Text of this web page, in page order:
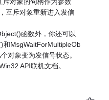
互斥对象重新进入发信
函数外，你还可以
和MsgWaitForMultipleOb
对象变为发信号状态。
API联机文档。